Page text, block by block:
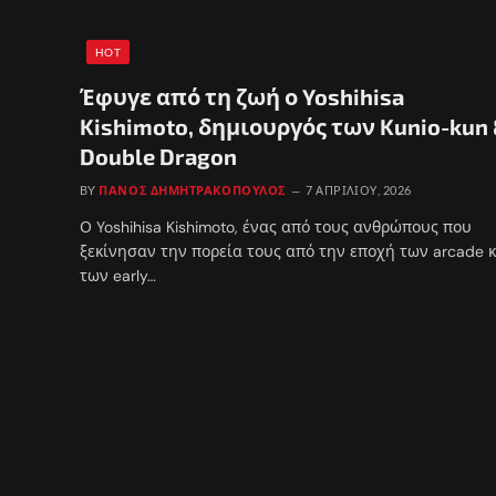
HOT
Έφυγε από τη ζωή ο Yoshihisa
Kishimoto, δημιουργός των Kunio-kun
Double Dragon
BY ΠΆΝΟΣ ΔΗΜΗΤΡΑΚΌΠΟΥΛΟΣ 7 ΑΠΡΙΛΊΟΥ, 2026
Ο Yoshihisa Kishimoto, ένας από τους ανθρώπους που
ξεκίνησαν την πορεία τους από την εποχή των arcade
των early…